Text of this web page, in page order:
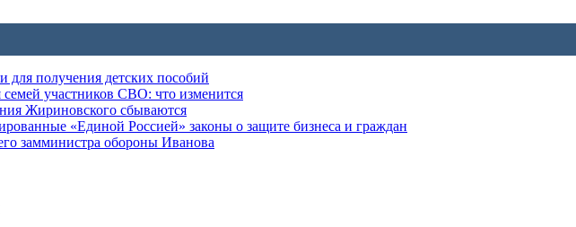
для получения детских пособий
участников СВО: что изменится
Жириновского сбываются
«Единой Россией» законы о защите бизнеса и граждан
замминистра обороны Иванова